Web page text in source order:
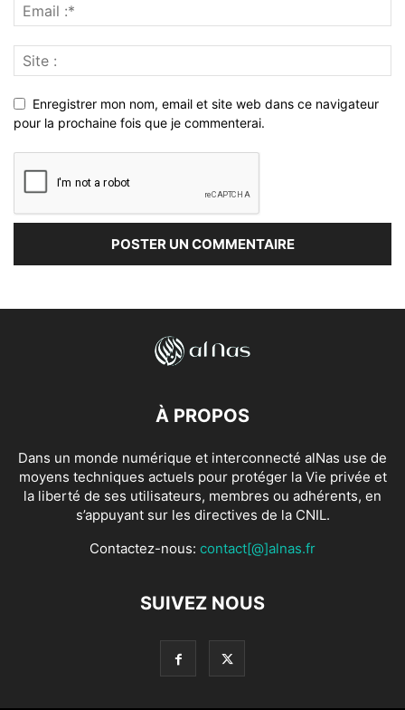
Enregistrer mon nom, email et site web dans ce navigateur
pour la prochaine fois que je commenterai.
À PROPOS
Dans un monde numérique et interconnecté alNas use de
moyens techniques actuels pour protéger la Vie privée et
la liberté de ses utilisateurs, membres ou adhérents, en
s’appuyant sur les directives de la CNIL.
Contactez-nous: contact[@]alnas.fr
SUIVEZ NOUS